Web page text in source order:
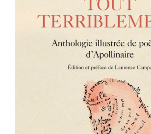
Un Album de jeunesse, etTout